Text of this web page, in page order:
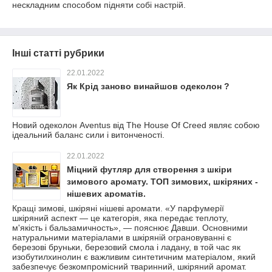
нескладним способом підняти собі настрій.
Інші статті рубрики
22.01.2022
Як Крід заново винайшов одеколон ?
Новий одеколон Aventus від The House Of Creed являє собою
ідеальний баланс сили і витонченості.
22.01.2022
Міцний футляр для створення з шкіри
зимового аромату. ТОП зимових, шкіряних -
нішевих ароматів.
Кращі зимові, шкіряні нішеві аромати. «У парфумерії
шкіряний аспект — це категорія, яка передає теплоту,
м'якість і бальзамичность», — пояснює Давши. Основними
натуральними матеріалами в шкіряній ограновуванні є
березові бруньки, березовий смола і ладану, в той час як
изобутилхинолин є важливим синтетичним матеріалом, який
забезпечує безкомпромісний тваринний, шкіряний аромат.